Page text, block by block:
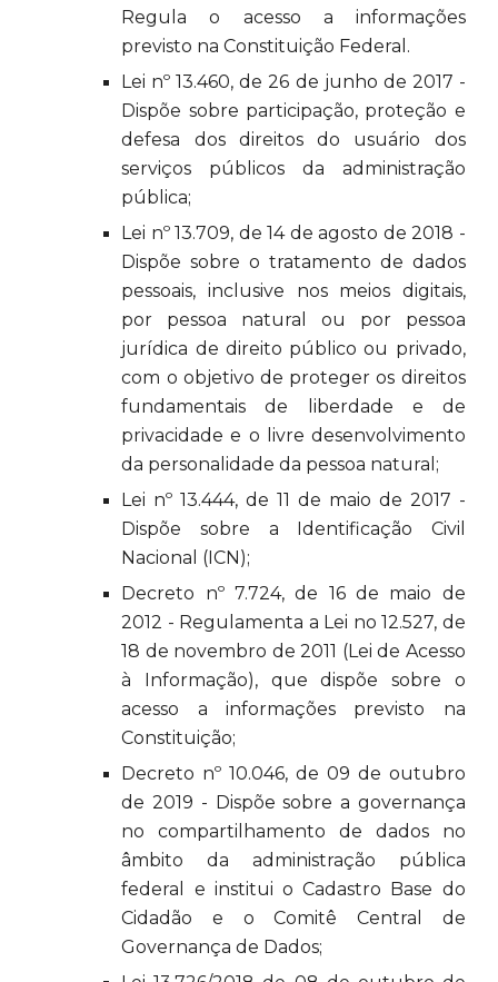
Regula o acesso a informações
previsto na Constituição Federal.
Lei nº 13.460, de 26 de junho de 2017 -
Dispõe sobre participação, proteção e
defesa dos direitos do usuário dos
serviços públicos da administração
pública;
Lei nº 13.709, de 14 de agosto de 2018 -
Dispõe sobre o tratamento de dados
pessoais, inclusive nos meios digitais,
por pessoa natural ou por pessoa
jurídica de direito público ou privado,
com o objetivo de proteger os direitos
fundamentais de liberdade e de
privacidade e o livre desenvolvimento
da personalidade da pessoa natural;
Lei nº 13.444, de 11 de maio de 2017 -
Dispõe sobre a Identificação Civil
Nacional (ICN);
Decreto nº 7.724, de 16 de maio de
2012 - Regulamenta a Lei no 12.527, de
18 de novembro de 2011 (Lei de Acesso
à Informação), que dispõe sobre o
acesso a informações previsto na
Constituição;
Decreto nº 10.046, de 09 de outubro
de 2019 - Dispõe sobre a governança
no compartilhamento de dados no
âmbito da administração pública
federal e institui o Cadastro Base do
Cidadão e o Comitê Central de
Governança de Dados;